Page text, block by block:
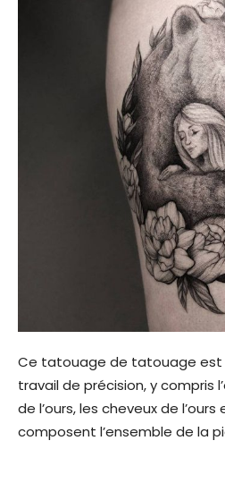
Ce tatouage de tatouage est
travail de précision, y compris
de l’ours, les cheveux de
composent l’ensemble de la